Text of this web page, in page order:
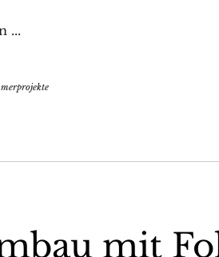
...
mit